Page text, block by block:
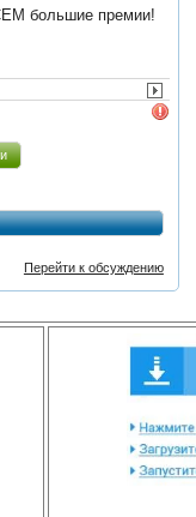
большие премии!
Перейти к обсуждению